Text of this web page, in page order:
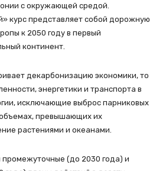
с окружающей средой.
курс представляет собой дорожную
к 2050 году в первый
континент.
декарбонизацию экономики, то
энергетики и транспорта в
исключающие выброс парниковых
превышающих их
растениями и океанами.
промежуточные (до 2030 года) и